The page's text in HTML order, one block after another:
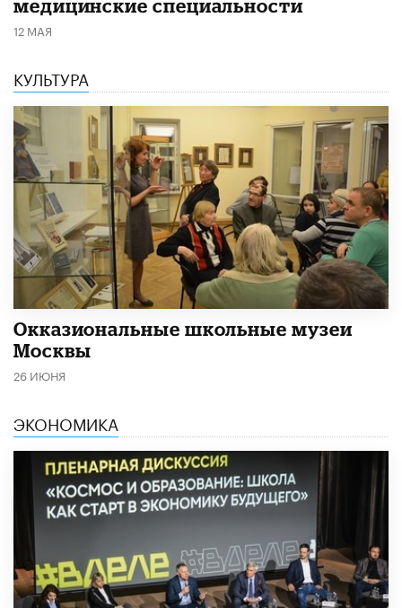
медицинские специальности
12 МАЯ
КУЛЬТУРА
​Окказиональные школьные музеи
Москвы
26 ИЮНЯ
ЭКОНОМИКА